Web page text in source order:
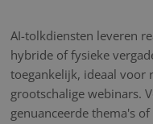
AI-tolkdiensten leveren
hybride of fysieke
toegankelijk, ideaal voor
grootschalige webinars.
genuanceerde thema's